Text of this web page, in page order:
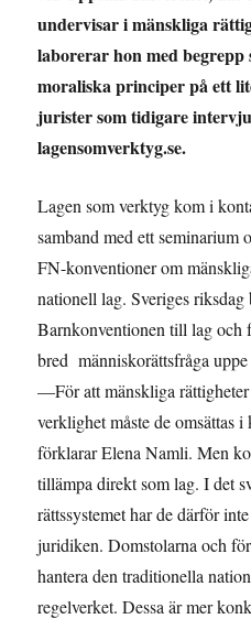
undervisar i mänskliga
laborerar hon med
moraliska principer på ett
jurister som tidigare
lagensomverktyg.se.
Lagen som verktyg kom i
samband med ett seminarium
FN-konventioner om
nationell lag. Sveriges
Barnkonventionen till lag och
bred människorättsfråga
—För att mänskliga rättigheter
verklighet måste de omsättas
förklarar Elena Namli. Men
tillämpa direkt som lag. I det
rättssystemet har de därför
juridiken. Domstolarna och
hantera den traditionella
regelverket. Dessa är mer